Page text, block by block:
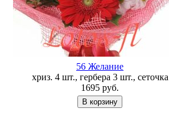
56 Желание
хриз. 4 шт., гербера 3 шт., сеточка
1695 руб.